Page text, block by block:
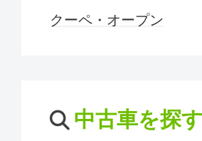
クーペ・オープン
中古車を探す